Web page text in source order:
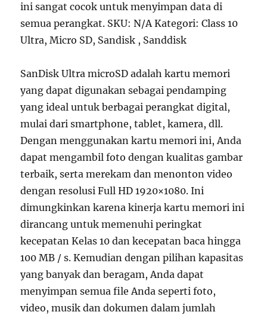
ini sangat cocok untuk menyimpan data di
semua perangkat. SKU: N/A Kategori: Class 10
Ultra, Micro SD, Sandisk , Sanddisk
SanDisk Ultra microSD adalah kartu memori
yang dapat digunakan sebagai pendamping
yang ideal untuk berbagai perangkat digital,
mulai dari smartphone, tablet, kamera, dll.
Dengan menggunakan kartu memori ini, Anda
dapat mengambil foto dengan kualitas gambar
terbaik, serta merekam dan menonton video
dengan resolusi Full HD 1920×1080. Ini
dimungkinkan karena kinerja kartu memori ini
dirancang untuk memenuhi peringkat
kecepatan Kelas 10 dan kecepatan baca hingga
100 MB / s. Kemudian dengan pilihan kapasitas
yang banyak dan beragam, Anda dapat
menyimpan semua file Anda seperti foto,
video, musik dan dokumen dalam jumlah